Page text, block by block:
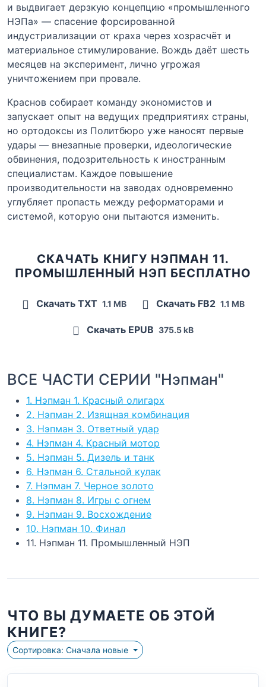
и выдвигает дерзкую концепцию «промышленного
НЭПа» — спасение форсированной
индустриализации от краха через хозрасчёт и
материальное стимулирование. Вождь даёт шесть
месяцев на эксперимент, лично угрожая
уничтожением при провале.
Краснов собирает команду экономистов и
запускает опыт на ведущих предприятиях страны,
но ортодоксы из Политбюро уже наносят первые
удары — внезапные проверки, идеологические
обвинения, подозрительность к иностранным
специалистам. Каждое повышение
производительности на заводах одновременно
углубляет пропасть между реформаторами и
системой, которую они пытаются изменить.
СКАЧАТЬ КНИГУ НЭПМАН 11.
ПРОМЫШЛЕННЫЙ НЭП БЕСПЛАТНО
Скачать TXT 1.1 MB Скачать FB2 1.1 MB
Скачать EPUB 375.5 kB
ВСЕ ЧАСТИ СЕРИИ "Нэпман"
1. Нэпман 1. Красный олигарх
2. Нэпман 2. Изящная комбинация
3. Нэпман 3. Ответный удар
4. Нэпман 4. Красный мотор
5. Нэпман 5. Дизель и танк
6. Нэпман 6. Стальной кулак
7. Нэпман 7. Черное золото
8. Нэпман 8. Игры с огнем
9. Нэпман 9. Восхождение
10. Нэпман 10. Финал
11. Нэпман 11. Промышленный НЭП
ЧТО ВЫ ДУМАЕТЕ ОБ ЭТОЙ
КНИГЕ?
Сортировка: Сначала новые